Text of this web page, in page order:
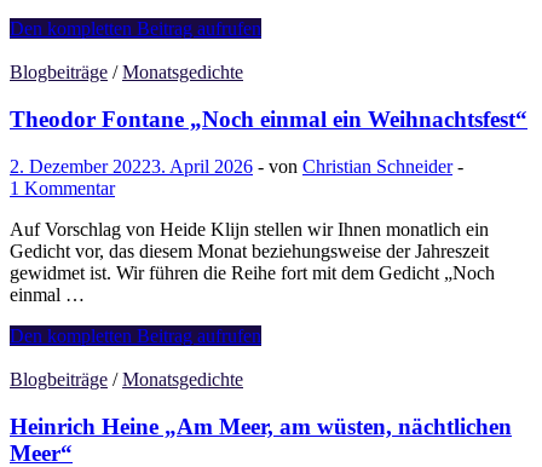
Johann
von
„Beherzigung“
Den kompletten Beitrag aufrufen
Blogbeiträge /Monatsgedichte
Theodor Fontane „Noch einmal ein Weihnachtsfest“
2. Dezember 20223. April 2026 - von Christian Schneider-
1 Kommentar
Auf Vorschlag von Heide Klijn stellen wir Ihnen monatlich ein
Gedicht vor, das diesem Monat beziehungsweise der Jahreszeit
gewidmet ist. Wir führen die Reihe fort mit dem Gedicht „Noch
einmal …
Theodor
„Noch
ein
Weihnachtsfest“
Den kompletten Beitrag aufrufen
Blogbeiträge /Monatsgedichte
Heinrich Heine „Am Meer, am wüsten, nächtlichen
Meer“